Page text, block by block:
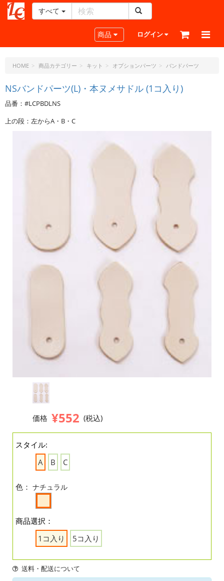
ー
ラ
ト・
ド
ッ
ト・
すべて
Toggle navigation
商品 ログイン
HOME 商品カテゴリー キット オプションパーツ バンドパーツ
NSバンドパーツ(L)・本ヌメサドル (1コ入り)
品番：#LCPBDLNS
上の段：左からA・B・C
価格 ¥552 (税込)
スタイル:
A
B C
色： ナチュラル
商品選択：
1コ入り
5コ入り
送料・配送について